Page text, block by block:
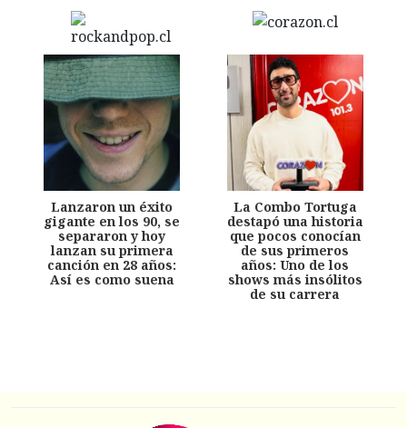
Lanzaron un éxito
gigante en los 90, se
separaron y hoy
lanzan su primera
canción en 28 años:
Así es como suena
La Combo Tortuga
destapó una historia
que pocos conocían
de sus primeros
años: Uno de los
shows más insólitos
de su carrera